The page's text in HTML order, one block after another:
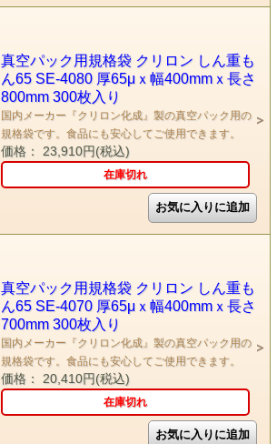
真空パック用規格袋 クリロン しん重も
ん65 SE-4080 厚65μｘ幅400mmｘ長さ
800mm 300枚入り
国内メーカー『クリロン化成』製の真空パック用の
規格袋です。食品にも安心してご使用できます。
価格： 23,910円(税込)
在庫切れ
真空パック用規格袋 クリロン しん重も
ん65 SE-4070 厚65μｘ幅400mmｘ長さ
700mm 300枚入り
国内メーカー『クリロン化成』製の真空パック用の
規格袋です。食品にも安心してご使用できます。
価格： 20,410円(税込)
在庫切れ